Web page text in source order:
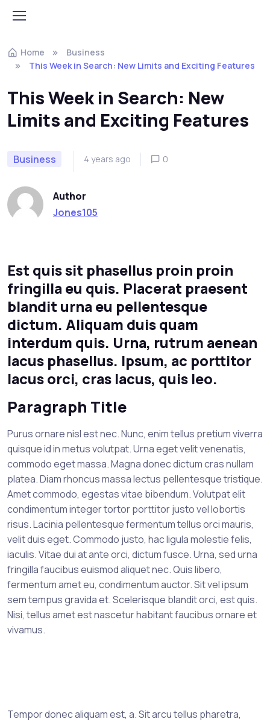
Home
Business
This Week in Search: New Limits and Exciting Features
This Week in Search: New
Limits and Exciting Features
Business 4 years ago 0
Author
Jones105
Est quis sit phasellus proin proin
fringilla eu quis. Placerat praesent
blandit urna eu pellentesque
dictum. Aliquam duis quam
interdum quis. Urna, rutrum aenean
lacus phasellus. Ipsum, ac porttitor
lacus orci, cras lacus, quis leo.
Paragraph Title
Purus ornare nisl est nec. Nunc, enim tellus pretium viverra
quisque id in metus volutpat. Urna eget velit venenatis,
commodo eget massa. Magna donec dictum cras nullam
platea. Diam rhoncus massa lectus pellentesque tristique.
Amet commodo, egestas vitae bibendum. Volutpat elit
condimentum integer tortor porttitor justo vel lobortis
risus. Lacinia pellentesque fermentum tellus orci mauris,
velit duis eget. Commodo justo, hac ligula molestie felis,
iaculis. Vitae dui at ante orci, dictum fusce. Urna, sed urna
fringilla faucibus euismod aliquet nec. Quis libero,
fermentum amet eu, condimentum auctor. Sit vel ipsum
sem tempus gravida et. Scelerisque blandit orci, est quis.
Nisi, tellus amet est nascetur habitant faucibus ornare et
vivamus.
Tempor donec aliquam est, a. Sit arcu tellus pharetra,